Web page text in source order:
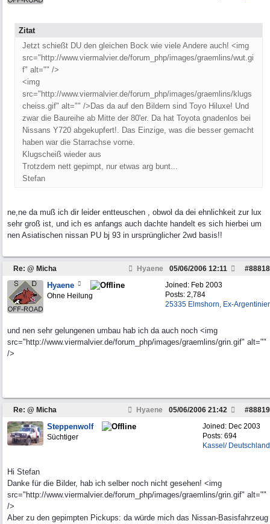
Zitat
Jetzt schießt DU den gleichen Bock wie viele Andere auch! <img
src="http://www.viermalvier.de/forum_php/images/graemlins/wut.gi
f" alt="" />
<img
src="http://www.viermalvier.de/forum_php/images/graemlins/klugs
cheiss.gif" alt="" />Das da auf den Bildern sind Toyo Hiluxe! Und
zwar die Baureihe ab Mitte der 80'er. Da hat Toyota gnadenlos bei
Nissans Y720 abgekupfert!. Das Einzige, was die besser gemacht
haben war die Starrachse vorne.
Klugscheiß wieder aus
Trotzdem nett gepimpt, nur etwas arg bunt...
Stefan
ne,ne da muß ich dir leider entteuschen , obwol da dei ehnlichkeit zur lux
sehr groß ist, und ich es anfangs auch dachte handelt es sich hierbei um
nen Asiatischen nissan PU bj 93 in ursprünglicher 2wd basis!!
Re: @ Micha Hyaene #88818
05/06/2006 12:11
Joined: Feb 2003
Posts: 2,784
25335 Elmshorn, Ex-Argentinier
Hyaene
Ohne Heilung
und nen sehr gelungenen umbau hab ich da auch noch <img
src="http://www.viermalvier.de/forum_php/images/graemlins/grin.gif" alt=""
/>
Re: @ Micha Hyaene #88819
05/06/2006 21:42
Joined: Dec 2003
Posts: 694
Kassel/ Deutschland
Steppenwolf
Süchtiger
Hi Stefan
Danke für die Bilder, hab ich selber noch nicht gesehen! <img
src="http://www.viermalvier.de/forum_php/images/graemlins/grin.gif" alt=""
/>
Aber zu den gepimpten Pickups: da würde mich das Nissan-Basisfahrzeug